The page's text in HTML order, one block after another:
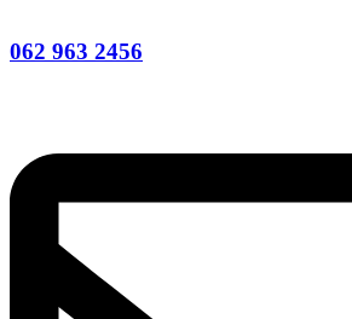
062 963 2456